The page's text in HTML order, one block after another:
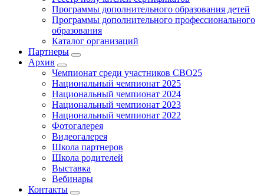
Программы дополнительного образования детей
Программы дополнительного профессионального
образования
Каталог организаций
Партнеры
Архив
Чемпионат среди участников СВО25
Национальный чемпионат 2025
Национальный чемпионат 2024
Национальный чемпионат 2023
Национальный чемпионат 2022
Фотогалерея
Видеогалерея
Школа партнеров
Школа родителей
Выставка
Вебинары
Контакты